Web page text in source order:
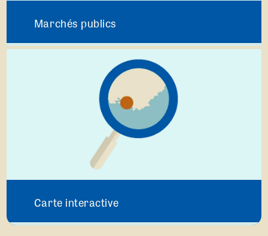
Marchés publics
Carte interactive